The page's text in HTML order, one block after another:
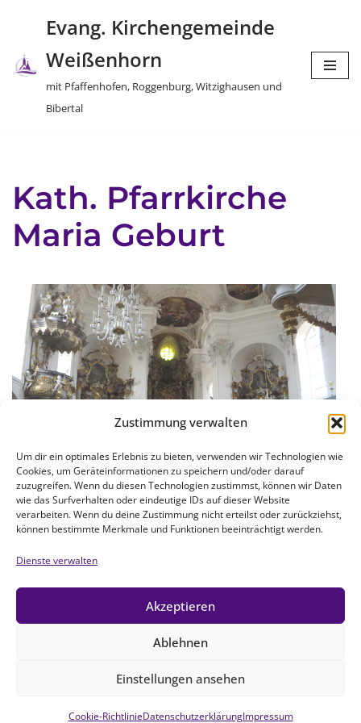
Zustimmung verwalten
Um dir ein optimales Erlebnis zu bieten, verwenden wir Technologien wie
Cookies, um Geräteinformationen zu speichern und/oder darauf
zuzugreifen. Wenn du diesen Technologien zustimmst, können wir Daten
wie das Surfverhalten oder eindeutige IDs auf dieser Website
verarbeiten. Wenn du deine Zustimmung nicht erteilst oder zurückziehst,
können bestimmte Merkmale und Funktionen beeinträchtigt werden.
Dienste verwalten
Akzeptieren
Ablehnen
Einstellungen ansehen
Cookie-RichtlinieDatenschutzerklärungImpressum
Inhalt
springen
Evang. Kirchengemeinde
Weißenhorn
mit Pfaffenhofen, Roggenburg, Witzighausen und
Bibertal
Kath. Pfarrkirche
Maria Geburt
Der Gottesdienst in Witzighausen findet jeweils am
zweiten Sonntag im Monat
um 8.30 Uhr in der katholischen Pfarrkirche Maria
Wir danken der katholische Pfarrgemeinde für das
Entgegenkommen.
Bei Terminüberschneidungen weichen wir in das